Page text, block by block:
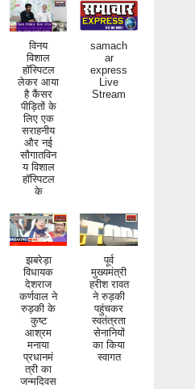
विनय
विशाल
हॉस्पिटल
लेकर आया
है कैंसर
पीड़ितों के
लिए एक
सराहनीय
और नई
सौगातविन
य विशाल
हॉस्पिटल
के
samach
ar
express
Live
Stream
झबरेड़ा
विधायक
देशराज
कर्णवाल ने
रुड़की के
कुष्ट
आश्रम
मनाया
प्रधानमं
त्री का
जन्मदिवस
पूर्व
मुख्यमंत्री
हरीश रावत
ने रुड़की
पहुंचकर
स्वतंत्रता
सेनानियों
का किया
स्वागत